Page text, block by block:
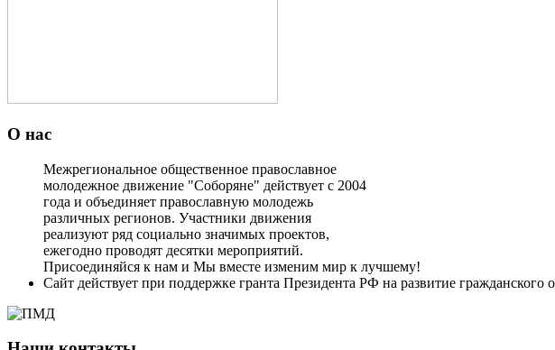
О нас
Межрегиональное общественное православное
молодежное движение "Соборяне" действует с 2004
года и объединяет православную молодежь
различных регионов. Участники движения
реализуют ряд социально значимых проектов,
ежегодно проводят десятки мероприятий.
Присоединяйся к нам и Мы вместе изменим мир к лучшему!
Сайт действует при поддержке гранта Президента РФ на развитие